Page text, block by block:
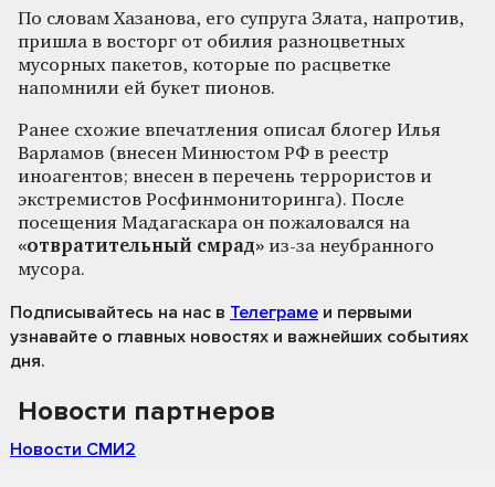
По словам Хазанова, его супруга Злата, напротив,
пришла в восторг от обилия разноцветных
мусорных пакетов, которые по расцветке
напомнили ей букет пионов.
Ранее схожие впечатления описал блогер Илья
Варламов (внесен Минюстом РФ в реестр
иноагентов; внесен в перечень террористов и
экстремистов Росфинмониторинга). После
посещения Мадагаскара он пожаловался на
«отвратительный смрад» из-за неубранного
мусора.
Подписывайтесь на нас в Телеграме и первыми
узнавайте о главных новостях и важнейших событиях
дня.
Новости партнеров
Новости СМИ2